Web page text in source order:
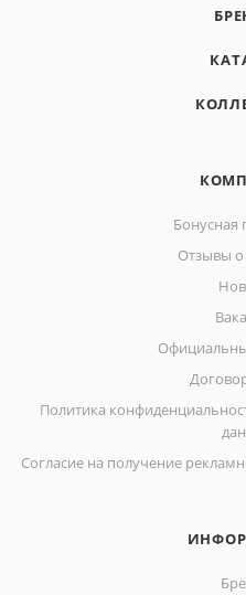
Бонусная
Отзывы
Политика
Согласие на получение